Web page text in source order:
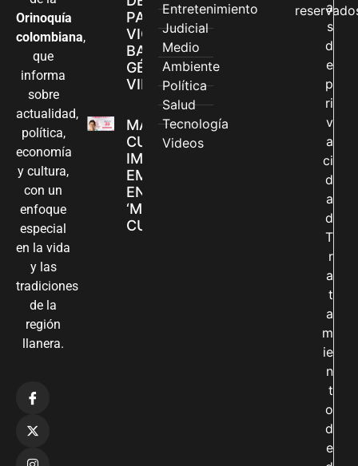
Orinoquía
colombiana,
que
informa
sobre
actualidad,
política,
economía
y cultura,
con un
enfoque
especial
en la vida
y las
tradiciones
de la
región
llanera.
PARA
VIOLENCIAS
BASADAS EN
GÉNERO EN
VILLAVICENCIO
MADRES
CUIDADORAS
IMPULSAN SUS
EMPRENDIMIENTOS
EN LA FERIA
‘MANOS QUE
CUIDAN Y CREAN’
Entretenimiento
Judicial
Medio
Ambiente
Política
Salud
Tecnología
Videos
a
s
d
e
p
ri
v
a
ci
d
a
d
T
r
a
t
a
m
ie
n
t
o
d
e